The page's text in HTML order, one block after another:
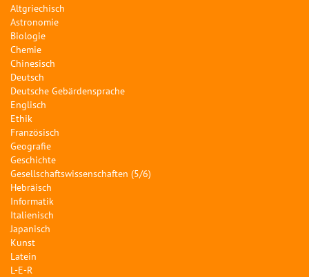
Altgriechisch
Astronomie
Biologie
Chemie
Chinesisch
Deutsch
Deutsche Gebärdensprache
Englisch
Ethik
Französisch
Geografie
Geschichte
Gesellschaftswissenschaften (5/6)
Hebräisch
Informatik
Italienisch
Japanisch
Kunst
Latein
L-E-R